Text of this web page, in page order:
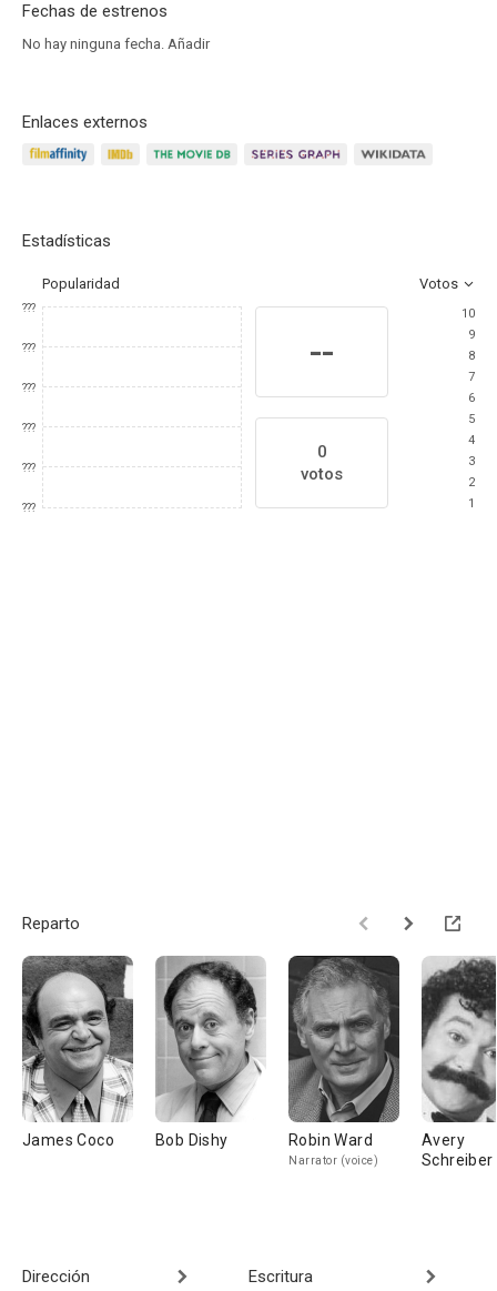
Fechas de estrenos
No hay ninguna fecha. Añadir
Enlaces externos
Estadísticas
Popularidad Votos
???
???
???
???
???
???
--
0
votos
10
9
8
7
6
5
4
3
2
1
Reparto
James Coco Bob Dishy Robin Ward
Narrator (voice)
Avery
Schreiber
Dirección Escritura